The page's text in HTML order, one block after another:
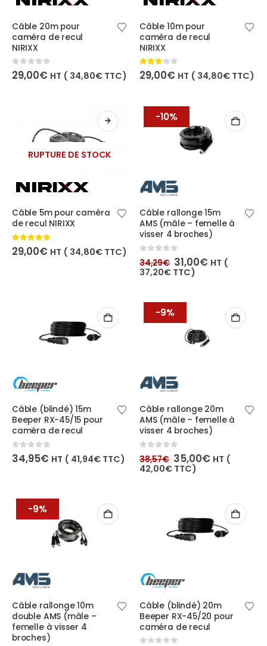
Câble 20m pour
caméra de recul
NIRIXX
0out of 5
29,00€ HT ( 34,80€ TTC)
Câble 10m pour
caméra de recul
NIRIXX
3.00out of 5
29,00€ HT ( 34,80€ TTC)
RUPTURE DE STOCK
Câble 5m pour caméra
de recul NIRIXX
5.00out of 5
29,00€ HT ( 34,80€ TTC)
-10%
Câble rallonge 15m
AMS (mâle – femelle à
visser 4 broches)
0 out of 5
34,29€ Le
prix
initial
34,29€.
31,00€Le
prix
HT (
37,20€ TTC)
Câble (blindé) 15m
Beeper RX-45/15 pour
caméra de recul
0out of 5
34,95€ HT ( 41,94€ TTC)
-9%
Câble rallonge 20m
AMS (mâle – femelle à
visser 4 broches)
out of 5
38,57€ Le
prix
initial
35,00€Le
prix
HT (
42,00€ TTC)
-9%
Câble rallonge 10m
double AMS (mâle –
femelle à visser 4
broches)
Câble (blindé) 20m
Beeper RX-45/20 pour
caméra de recul